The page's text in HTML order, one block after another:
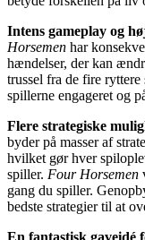
Intens gameplay og
Horsemen har
hændelser, der kan
trussel fra de fire
spillerne engageret og
Flere strategiske
byder på masser af
hvilket gør hver
spiller. Four Horsemen
gang du spiller.
bedste strategier til at